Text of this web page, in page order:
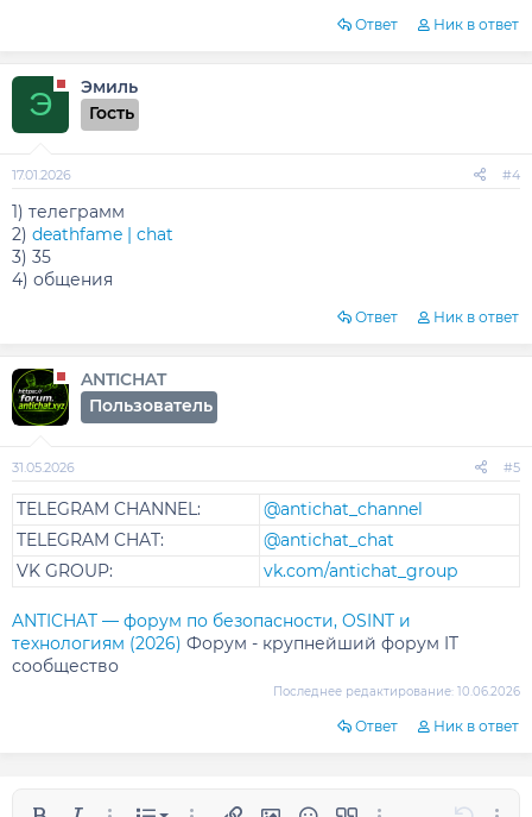
Ответ Ник в ответ
Э Эмиль
Гость
17.01.2026 #4
1) телеграмм
2) deathfame | chat
3) 35
4) общения
Ответ Ник в ответ
ANTICHAT
Пользователь
31.05.2026 #5
TELEGRAM CHANNEL:
@antichat_channel
TELEGRAM CHAT:
@antichat_chat
VK GROUP:
vk.com/antichat_group
ANTICHAT — форум по безопасности, OSINT и
технологиям (2026) Форум - крупнейший форум IT
сообщество
Последнее редактирование: 10.06.2026
Ответ Ник в ответ